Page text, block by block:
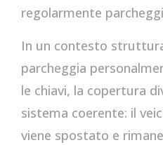
regolarmente
In un contesto
parcheggia
le chiavi, la copertura
sistema coerente: il
viene spostato e